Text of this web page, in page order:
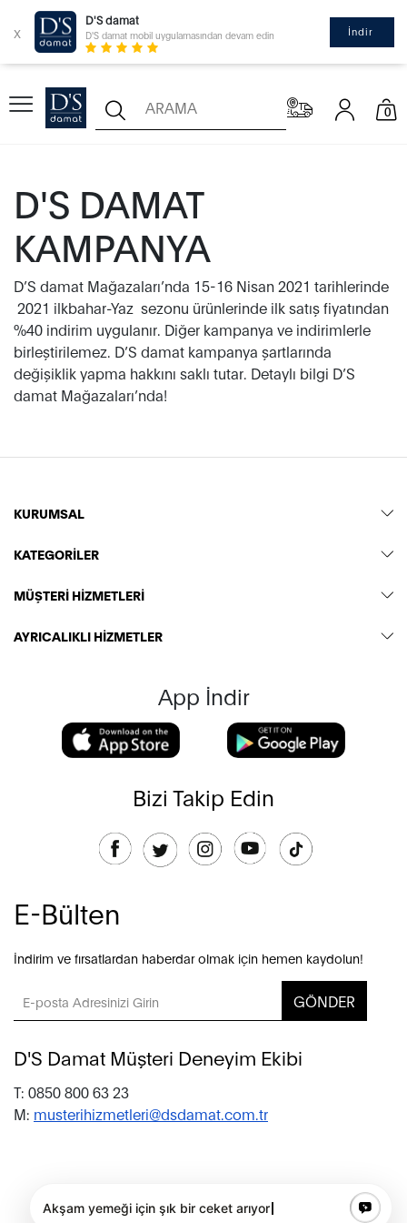
x
D'S damat
D'S damat mobil uygulamasından devam edin İndir
0
D'S DAMAT
KAMPANYA
D’S damat Mağazaları’nda 15-16 Nisan 2021 tarihlerinde
2021 ilkbahar-Yaz sezonu ürünlerinde ilk satış fiyatından
%40 indirim uygulanır. Diğer kampanya ve indirimlerle
birleştirilemez. D’S damat kampanya şartlarında
değişiklik yapma hakkını saklı tutar. Detaylı bilgi D’S
damat Mağazaları’nda!
KURUMSAL
KATEGORİLER
MÜŞTERİ HİZMETLERİ
AYRICALIKLI HİZMETLER
App İndir
Bizi Takip Edin
E-Bülten
İndirim ve fırsatlardan haberdar olmak için hemen kaydolun!
GÖNDER
D'S Damat Müşteri Deneyim Ekibi
T: 0850 800 63 23
M: musterihizmetleri@dsdamat.com.tr
© 2020 D’S Damat, bütün hakları saklıdır.